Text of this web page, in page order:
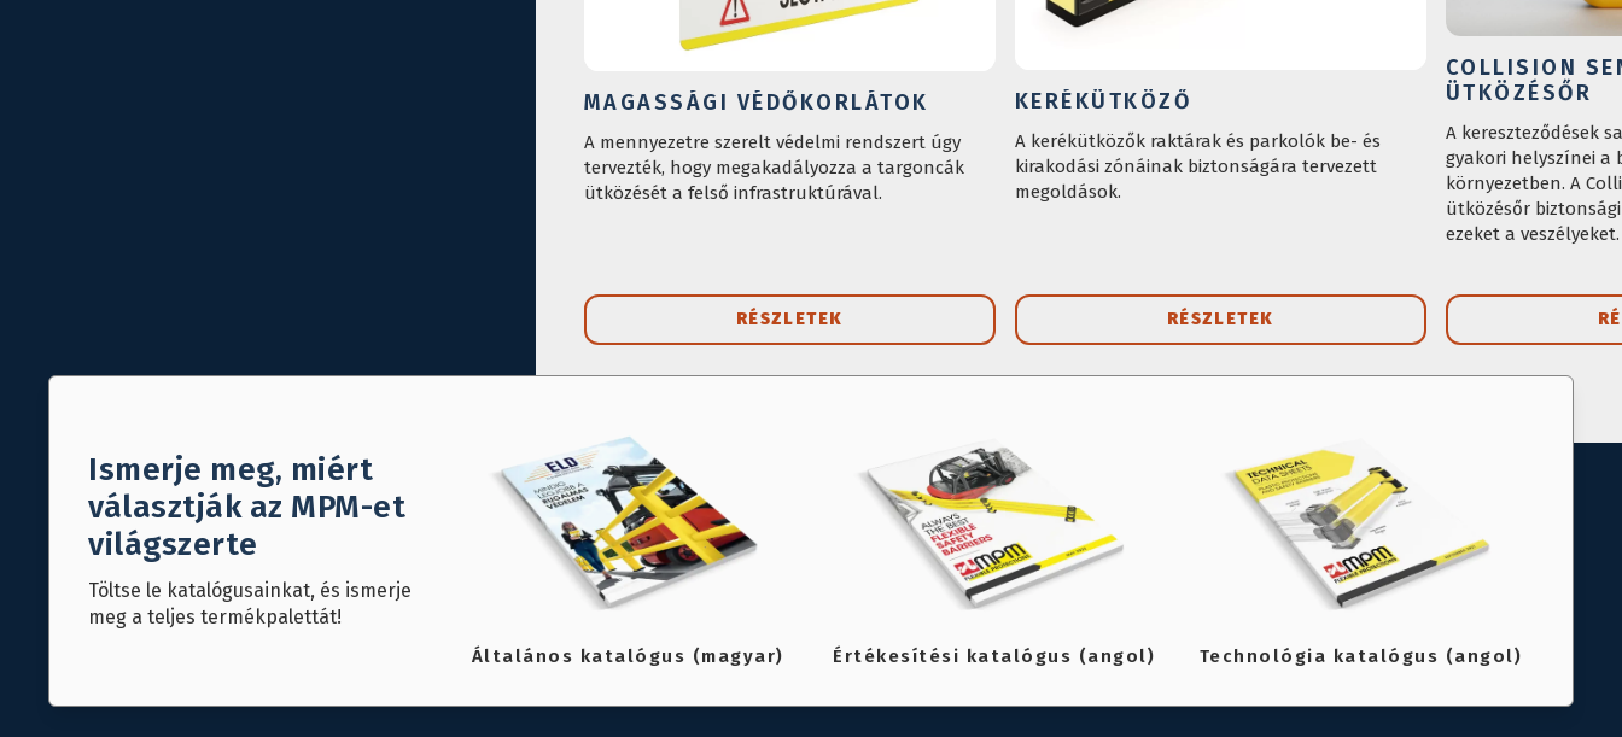
MAGASSÁGI VÉDŐKORLÁTOK
A mennyezetre szerelt védelmi rendszert úgy
tervezték, hogy megakadályozza a targoncák
ütközését a felső infrastruktúrával.
RÉSZLETEK
KERÉKÜTKÖZŐ
A kerékütközők raktárak és parkolók be- és
kirakodási zónáinak biztonságára tervezett
megoldások.
RÉSZLETEK
COLLISION
ÜTKÖZÉSŐR
A kereszteződések
gyakori helyszínei a
környezetben. A
ütközésőr
ezeket a veszélyeket.
Ismerje meg, miért
választják az MPM-et
világszerte
Töltse le katalógusainkat, és ismerje
meg a teljes termékpalettát!
Általános katalógus (magyar) Értékesítési katalógus (angol) Technológia katalógus (angol)